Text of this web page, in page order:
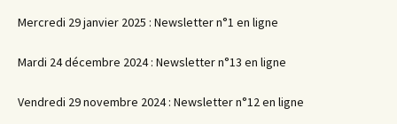
Mercredi 29 janvier 2025 : Newsletter n°1 en ligne
Mardi 24 décembre 2024 : Newsletter n°13 en ligne
Vendredi 29 novembre 2024 : Newsletter n°12 en ligne